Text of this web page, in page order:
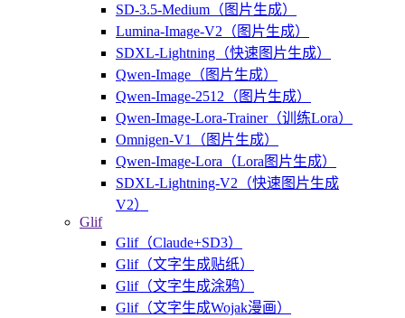
SD-3.5-Medium（图片生成）
Lumina-Image-V2（图片生成）
SDXL-Lightning（快速图片生成）
Qwen-Image（图片生成）
Qwen-Image-2512（图片生成）
Qwen-Image-Lora-Trainer（训练Lora）
Omnigen-V1（图片生成）
Qwen-Image-Lora（Lora图片生成）
SDXL-Lightning-V2（快速图片生成
V2）
Glif
Glif（Claude+SD3）
Glif（文字生成贴纸）
Glif（文字生成涂鸦）
Glif（文字生成Wojak漫画）